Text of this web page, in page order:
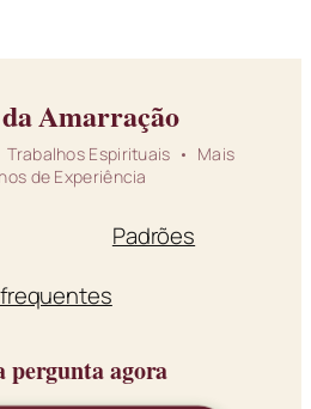
Amarração
Espirituais • Mais
de Experiência
Padrões
pergunta agora